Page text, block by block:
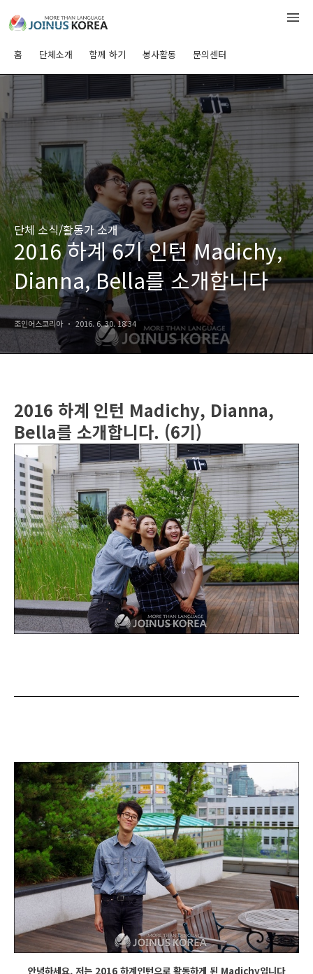
홈 단체소개 함께 하기 봉사활동 문의센터
단체 소식/활동가 소개
2016 하계 6기 인턴 Madichy,
Dianna, Bella를 소개합니다
조인어스코리아 2016. 6. 30. 18:34
2016 하계 인턴 Madichy, Dianna,
Bella를 소개합니다. (6기)
안녕하세요, 저는 2016 하계인턴으로 활동하게 된 Madichy입니다